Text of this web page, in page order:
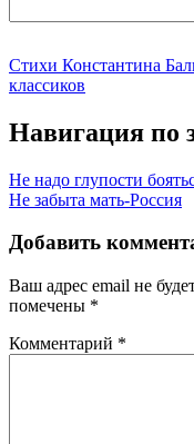
Стихи Константина
классиков
Навигация по
Не надо глупости
Не забыта мать-Россия
Добавить
Ваш адрес email не
помечены *
Комментарий *